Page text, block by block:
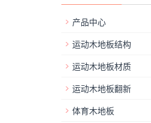
产品中心
运动木地板结构
运动木地板材质
运动木地板翻新
体育木地板